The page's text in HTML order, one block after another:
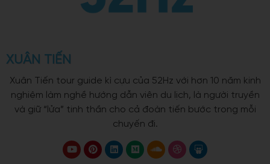
XUÂN TIẾN
Xuân Tiến tour guide kì cựu của 52Hz với hơn 10 năm kinh
nghiệm làm nghề hướng dẫn viên du lịch, là người truyền
và giữ “lửa” tinh thần cho cả đoàn tiến bước trong mỗi
chuyến đi.